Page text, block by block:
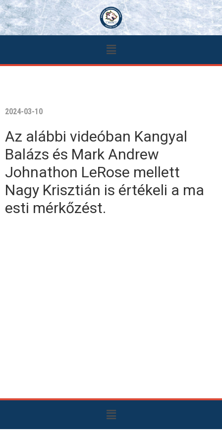
2024-03-10
Az alábbi videóban Kangyal
Balázs és Mark Andrew
Johnathon LeRose mellett
Nagy Krisztián is értékeli a ma
esti mérkőzést.